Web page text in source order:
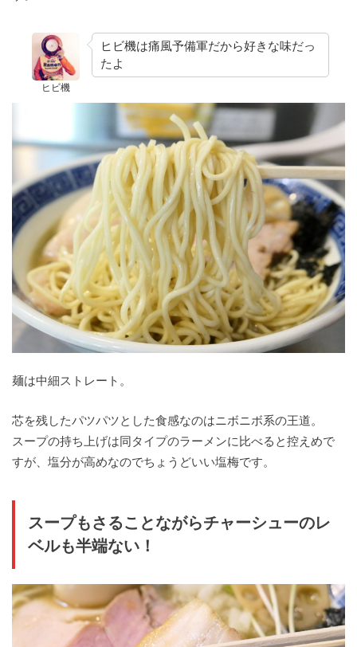
ヒビ機
ヒビ機は痛風予備軍だから好きな味だっ
たよ
麺は中細ストレート。
芯を残したパツパツとした食感なのはニボニボ系の王道。
スープの持ち上げは同タイプのラーメンに比べると控えめで
すが、塩分が高めなのでちょうどいい塩梅です。
スープもさることながらチャーシューのレ
ベルも半端ない！